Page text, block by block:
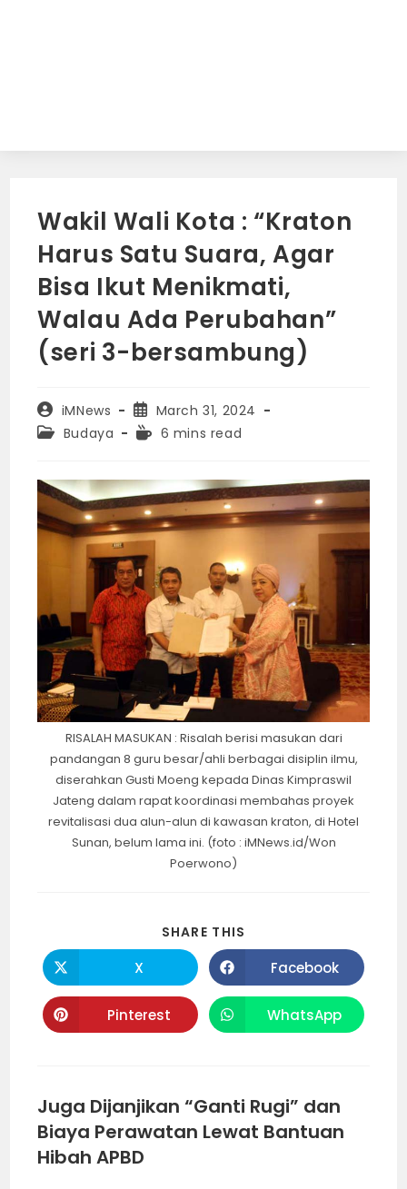
Wakil Wali Kota : “Kraton
Harus Satu Suara, Agar
Bisa Ikut Menikmati,
Walau Ada Perubahan”
(seri 3-bersambung)
Post
author:
iMNews
Post
published:
March 31, 2024
PostBudaya
Reading6 mins read
RISALAH MASUKAN : Risalah berisi masukan dari
pandangan 8 guru besar/ahli berbagai disiplin ilmu,
diserahkan Gusti Moeng kepada Dinas Kimpraswil
Jateng dalam rapat koordinasi membahas proyek
revitalisasi dua alun-alun di kawasan kraton, di Hotel
Sunan, belum lama ini. (foto : iMNews.id/Won
Poerwono)
SHARE THIS
Opens
in
a
new
window
X Opens
in
a
new
window
Facebook
Opens
in
Pinterest Opens
in
WhatsApp
Juga Dijanjikan “Ganti Rugi” dan
Biaya Perawatan Lewat Bantuan
Hibah APBD